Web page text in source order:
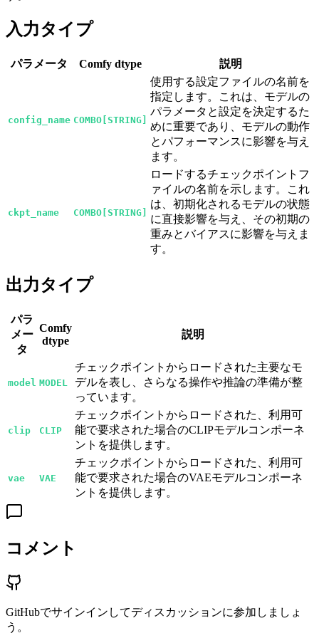
入力タイプ
パラメータ Comfy dtype 説明
config_name COMBO[STRING]
使用する設定ファイルの名前を
指定します。これは、モデルの
パラメータと設定を決定するた
めに重要であり、モデルの動作
とパフォーマンスに影響を与え
ます。
ckpt_name COMBO[STRING]
ロードするチェックポイントフ
ァイルの名前を示します。これ
は、初期化されるモデルの状態
に直接影響を与え、その初期の
重みとバイアスに影響を与えま
す。
出力タイプ
パラ
メー
タ
Comfy
dtype
説明
model MODEL
チェックポイントからロードされた主要なモ
デルを表し、さらなる操作や推論の準備が整
っています。
clip CLIP
チェックポイントからロードされた、利用可
能で要求された場合のCLIPモデルコンポーネ
ントを提供します。
vae VAE
チェックポイントからロードされた、利用可
能で要求された場合のVAEモデルコンポーネ
ントを提供します。
コメント
GitHubでサインインしてディスカッションに参加しましょ
う。